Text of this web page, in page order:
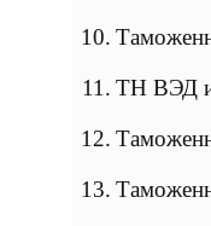
10.
11. ТН ВЭД и
12.
13.